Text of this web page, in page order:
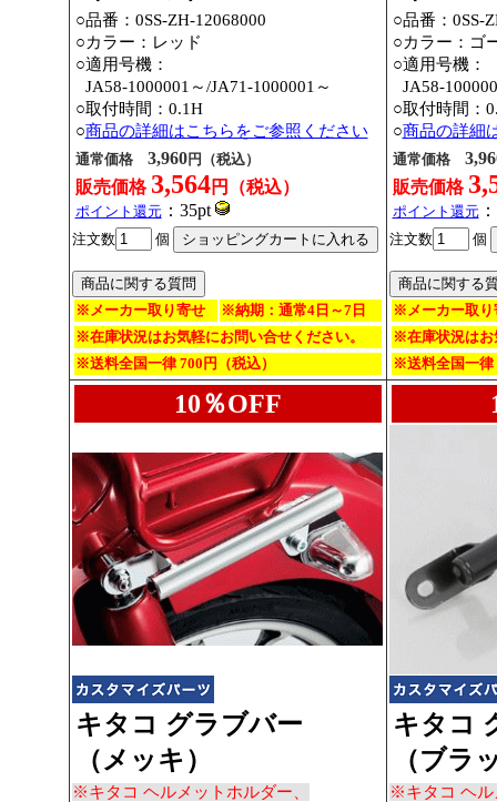
○品番：0SS-ZH-12068000
○カラー：レッド
○適用号機：
JA58-1000001～/JA71-1000001～
○取付時間：0.1H
○商品の詳細はこちらをご参照ください
通常価格 3,960円（税込）
販売価格 3,564円（税込）
ポイント還元：35pt
注文数 個
※メーカー取り寄せ
※納期：通常4日～7日
※在庫状況はお気軽にお問い合せください。
※送料全国一律 700円（税込）
○品番：0SS-
○カラー：ゴ
○適用号機：
JA58-
○取付時間：
○商品の詳細
通常価格
販売価格
ポイント還元
注文数 個
※メーカー取り
※在庫状況はお
※送料全国一律
10％OFF
キタコ グラブバー
（メッキ）
※キタコ ヘルメットホルダー、
キタコ
（ブラ
※キタコ ヘル